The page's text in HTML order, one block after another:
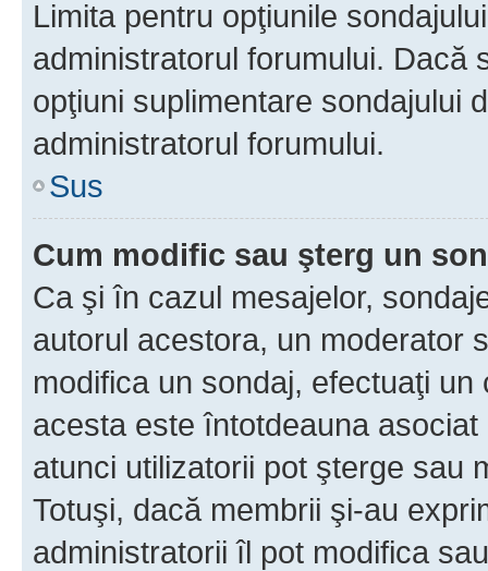
Limita pentru opţiunile
administratorul forumului. Dacă
opţiuni suplimentare sondajului
administratorul forumului.
Sus
Cum modific sau şterg un
Ca şi în cazul mesajelor,
autorul acestora, un moderator
modifica un sondaj, efectuaţi
acesta este întotdeauna
atunci utilizatorii pot şterge sau
Totuşi, dacă membrii şi-au
administratorii îl pot modifica